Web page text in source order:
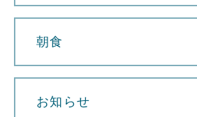
朝食
お知らせ